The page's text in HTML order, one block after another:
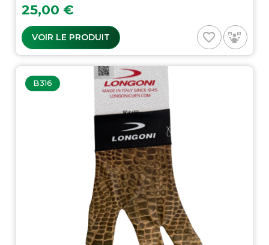
Prix
25,00 €
VOIR LE PRODUIT favorite_border
B316